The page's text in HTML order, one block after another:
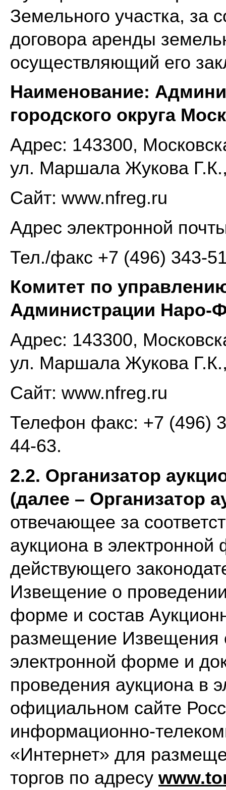
Земельного участка, за
договора аренды
осуществляющий его
Наименование:
городского округа
Адрес: 143300,
ул. Маршала Жукова
Сайт: www.nfreg.ru
Адрес электронной
Тел./факс +7 (496) 343-
Комитет по
Администрации Наро-
Адрес: 143300,
ул. Маршала Жукова
Сайт: www.nfreg.ru
Телефон факс: +7 (496)
44-63.
2.2. Организатор
(далее – Организатор
отвечающее за
аукциона в
действующего
Извещение о
форме и состав
размещение Извещения
электронной форме и
проведения аукциона в
официальном сайте
информационно-
«Интернет» для
торгов по адресу www.